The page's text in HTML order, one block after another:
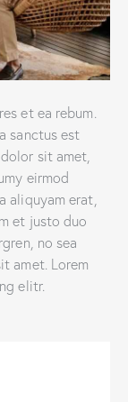
et ea rebum.
sanctus est
sit amet,
eirmod
aliquyam erat,
et justo duo
no sea
amet. Lorem
elitr.